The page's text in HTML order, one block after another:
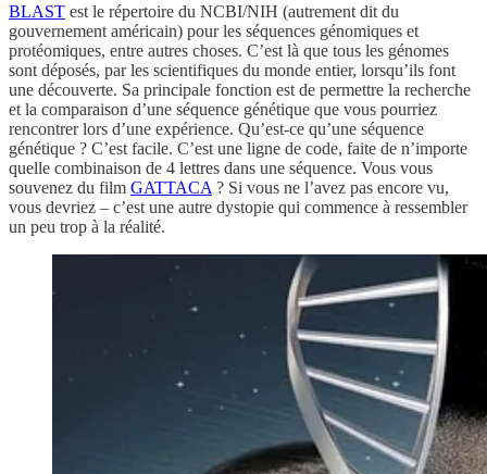
BLAST est le répertoire du NCBI/NIH (autrement dit du
gouvernement américain) pour les séquences génomiques et
protéomiques, entre autres choses. C’est là que tous les génomes
sont déposés, par les scientifiques du monde entier, lorsqu’ils font
une découverte. Sa principale fonction est de permettre la recherche
et la comparaison d’une séquence génétique que vous pourriez
rencontrer lors d’une expérience. Qu’est-ce qu’une séquence
génétique ? C’est facile. C’est une ligne de code, faite de n’importe
quelle combinaison de 4 lettres dans une séquence. Vous vous
souvenez du film GATTACA ? Si vous ne l’avez pas encore vu,
vous devriez – c’est une autre dystopie qui commence à ressembler
un peu trop à la réalité.